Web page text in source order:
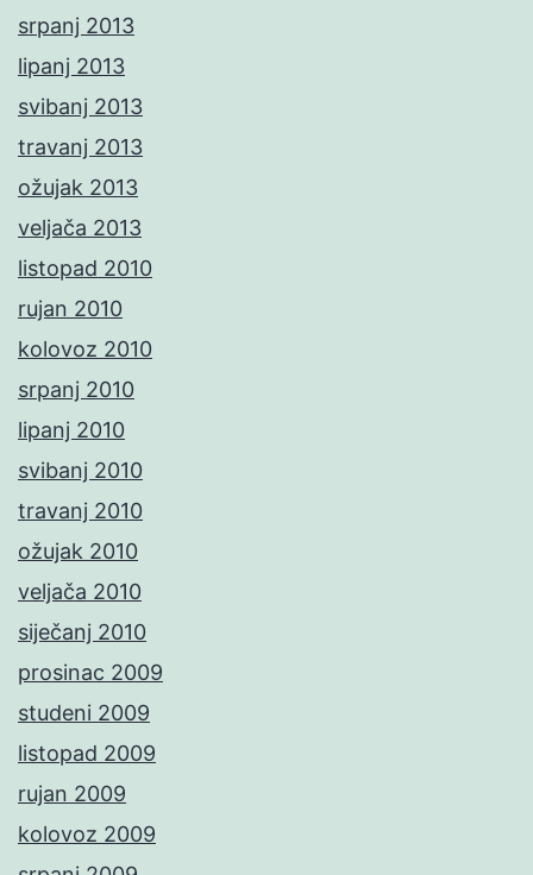
srpanj 2013
lipanj 2013
svibanj 2013
travanj 2013
ožujak 2013
veljača 2013
listopad 2010
rujan 2010
kolovoz 2010
srpanj 2010
lipanj 2010
svibanj 2010
travanj 2010
ožujak 2010
veljača 2010
siječanj 2010
prosinac 2009
studeni 2009
listopad 2009
rujan 2009
kolovoz 2009